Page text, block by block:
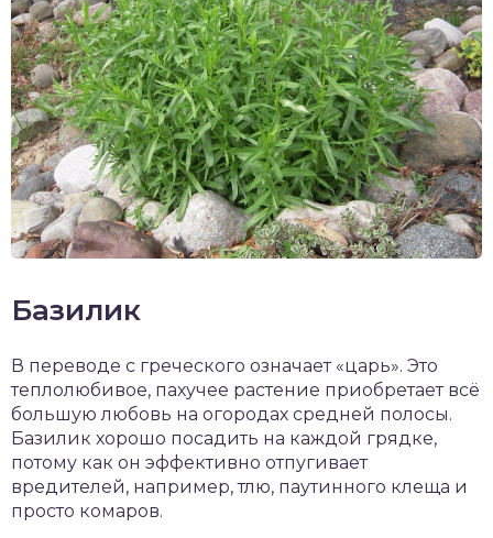
Базилик
В переводе с греческого означает «царь». Это
теплолюбивое, пахучее растение приобретает всё
большую любовь на огородах средней полосы.
Базилик хорошо посадить на каждой грядке,
потому как он эффективно отпугивает
вредителей, например, тлю, паутинного клеща и
просто комаров.